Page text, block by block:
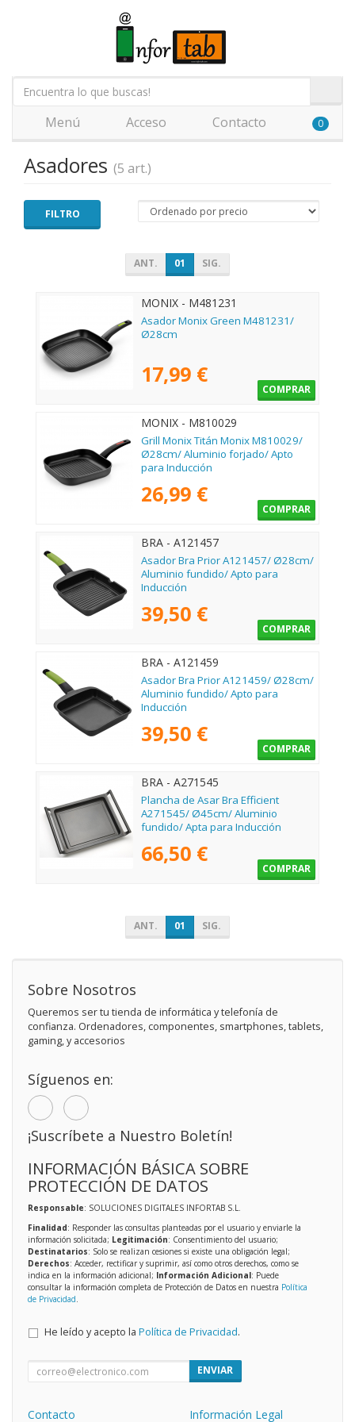
Menú Acceso Contacto 0
Asadores (5 art.)
FILTRO
ANT. 01 SIG.
MONIX - M481231
Asador Monix Green M481231/
Ø28cm
17,99 €
COMPRAR
MONIX - M810029
Grill Monix Titán Monix M810029/
Ø28cm/ Aluminio forjado/ Apto
para Inducción
26,99 €
COMPRAR
BRA - A121457
Asador Bra Prior A121457/ Ø28cm/
Aluminio fundido/ Apto para
Inducción
39,50 €
COMPRAR
BRA - A121459
Asador Bra Prior A121459/ Ø28cm/
Aluminio fundido/ Apto para
Inducción
39,50 €
COMPRAR
BRA - A271545
Plancha de Asar Bra Efficient
A271545/ Ø45cm/ Aluminio
fundido/ Apta para Inducción
66,50 €
COMPRAR
ANT. 01 SIG.
Sobre Nosotros
Queremos ser tu tienda de informática y telefonía de
confianza. Ordenadores, componentes, smartphones, tablets,
gaming, y accesorios
Síguenos en:
¡Suscríbete a Nuestro Boletín!
INFORMACIÓN BÁSICA SOBRE
PROTECCIÓN DE DATOS
Responsable: SOLUCIONES DIGITALES INFORTAB S.L.
Finalidad: Responder las consultas planteadas por el usuario y enviarle la
información solicitada; Legitimación: Consentimiento del usuario;
Destinatarios: Solo se realizan cesiones si existe una obligación legal;
Derechos: Acceder, rectificar y suprimir, así como otros derechos, como se
indica en la información adicional; Información Adicional: Puede
consultar la información completa de Protección de Datos en nuestra Política
de Privacidad.
He leído y acepto la Política de Privacidad.
ENVIAR
Contacto Información Legal